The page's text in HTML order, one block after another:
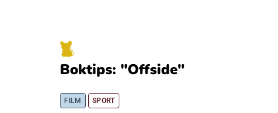
Boktips: "Offside"
FILM SPORT